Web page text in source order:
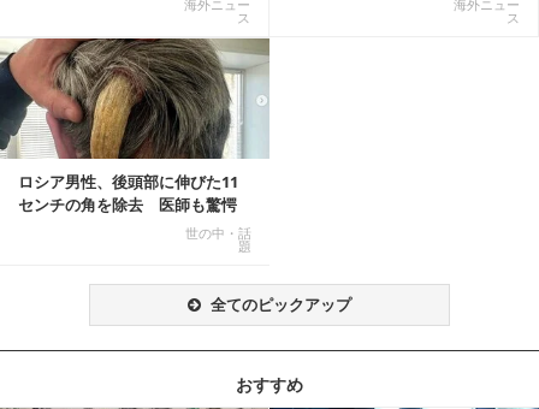
海外ニュー
ス
海外ニュー
ス
ロシア男性、後頭部に伸びた11
センチの角を除去 医師も驚愕
世の中・話
題
全てのピックアップ
おすすめ